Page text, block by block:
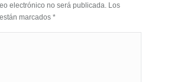
electrónico no será publicada. Los
marcados *